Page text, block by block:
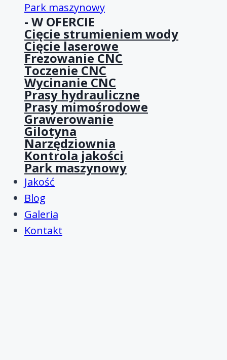
Park maszynowy
- W OFERCIE
Cięcie strumieniem wody
Cięcie laserowe
Frezowanie CNC
Toczenie CNC
Wycinanie CNC
Prasy hydrauliczne
Prasy mimośrodowe
Grawerowanie
Gilotyna
Narzędziownia
Kontrola jakości
Park maszynowy
Jakość
Blog
Galeria
Kontakt